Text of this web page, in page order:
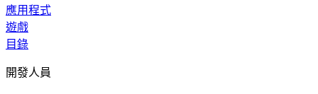
應用程式
遊戲
目錄
開發人員